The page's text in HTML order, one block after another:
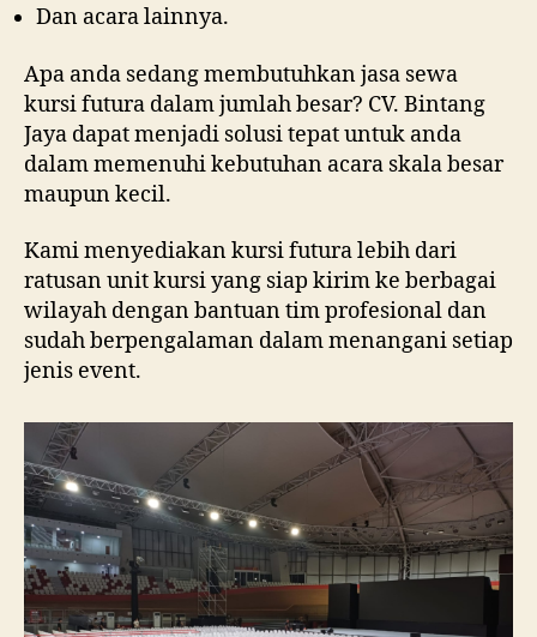
Dan acara lainnya.
Apa anda sedang membutuhkan jasa sewa
kursi futura dalam jumlah besar? CV. Bintang
Jaya dapat menjadi solusi tepat untuk anda
dalam memenuhi kebutuhan acara skala besar
maupun kecil.
Kami menyediakan kursi futura lebih dari
ratusan unit kursi yang siap kirim ke berbagai
wilayah dengan bantuan tim profesional dan
sudah berpengalaman dalam menangani setiap
jenis event.